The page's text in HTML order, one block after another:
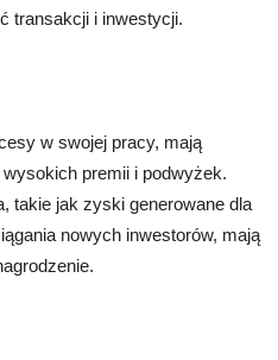
transakcji i inwestycji.
w swojej pracy, mają
premii i podwyżek.
takie jak zyski generowane dla
nowych inwestorów, mają